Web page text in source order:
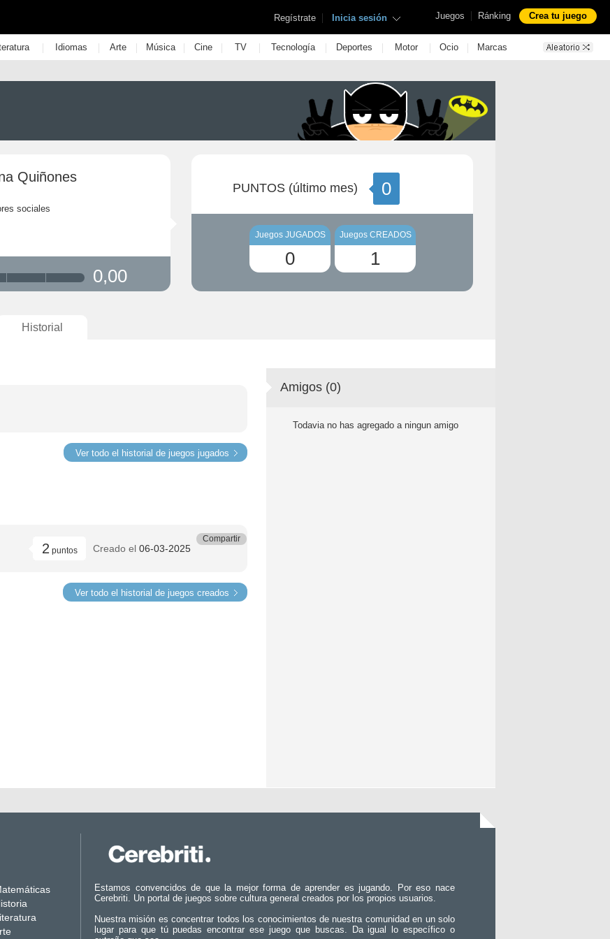
Juegos | Ránking Crea tu juego
Regístrate | Inicia sesión
| Idiomas | Arte | Música | Cine | TV | Tecnología | Deportes | Motor | Ocio | Marcas
Quiñones
sociales
0,00
PUNTOS (último mes) 0
Juegos JUGADOS
0
Juegos CREADOS
1
Historial
Ver todo el historial de juegos jugados
2puntos Creado el 06-03-2025
Compartir
Ver todo el historial de juegos creados
Amigos (0)
Todavia no has agregado a ningun amigo
Estamos convencidos de que la mejor forma de aprender es jugando. Por eso nace
Cerebriti. Un portal de juegos sobre cultura general creados por los propios usuarios.
Nuestra misión es concentrar todos los conocimientos de nuestra comunidad en un solo
lugar para que tú puedas encontrar ese juego que buscas. Da igual lo específico o